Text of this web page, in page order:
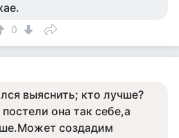
0
выяснить; кто лучше?
она так себе,а
создадим